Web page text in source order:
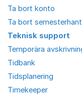
Ta bort konto
Ta bort
Teknisk support
Temporära
Tidbank
Tidsplanering
Timekeeper